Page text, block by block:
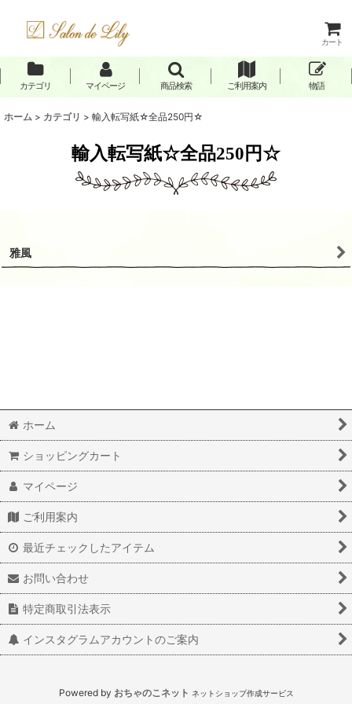
カート
カテゴリ マイページ 商品検索 ご利用案内 物語
ホーム > カテゴリ > 輸入転写紙☆全品250円☆
輸入転写紙☆全品250円☆
雅風
ホーム
ショッピングカート
マイページ
ご利用案内
最近チェックしたアイテム
お問い合わせ
特定商取引法表示
インスタグラムアカウントのご案内
Powered by おちゃのこネット ネットショップ作成サービス